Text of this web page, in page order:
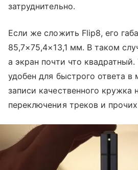
затруднительно.
Если же сложить Flip8, его
85,7×75,4×13,1 мм. В таком
а экран почти что квадратный.
удобен для быстрого ответа в
записи качественного кружка
переключения треков и